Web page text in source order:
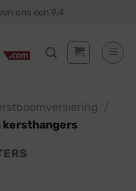
ons een 9,4